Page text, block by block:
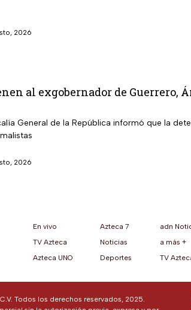
2026
al exgobernador de Guerrero,
General de la República informó que la
2026
en una nueva pestaña)
en una nueva pestaña)
abre en una nueva pestaña)
(se abre en una nueva pestaña)
(se abre en una nueva pestaña)
de Facebook (se abre en una nueva pestaña)
de WhatsApp (se abre en una nueva
En vivo
TV Azteca
Azteca UNO
Azteca 7
Noticias
Deportes
adn
a más +
TV
Todos los derechos reservados, 2025.